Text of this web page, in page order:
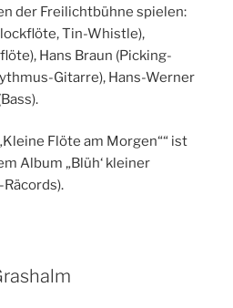
der Freilichtbühne spielen:
Tin-Whistle),
Hans Braun (Picking-
Gitarre), Hans-Werner
Flöte am Morgen““ ist
Album „Blüh‘ kleiner
Räcords).